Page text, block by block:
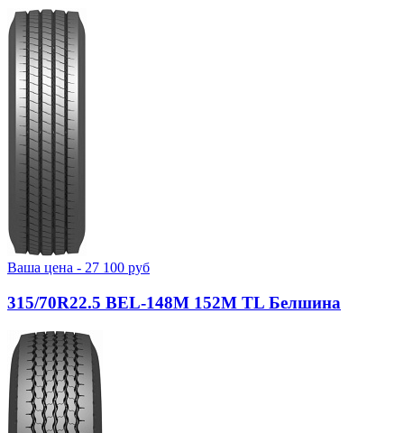
Ваша цена - 27 100 руб
315/70R22.5 BEL-148М 152M TL Белшина